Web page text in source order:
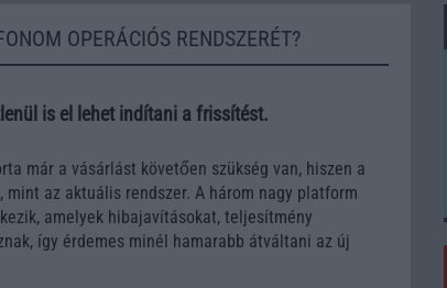
OPERÁCIÓS RENDSZERÉT?
is el lehet indítani a frissítést.
már a vásárlást követően szükség van, hiszen a
az aktuális rendszer. A három nagy platform
amelyek hibajavításokat, teljesítmény
így érdemes minél hamarabb átváltani az új